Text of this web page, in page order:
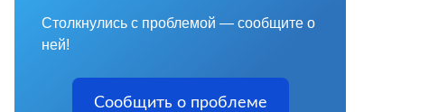
Столкнулись с проблемой — сообщите о
ней!
Сообщить о проблеме